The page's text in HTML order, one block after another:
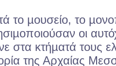
το µουσείο, το
οι
στα κτήµατά τους
της Αρχαίας